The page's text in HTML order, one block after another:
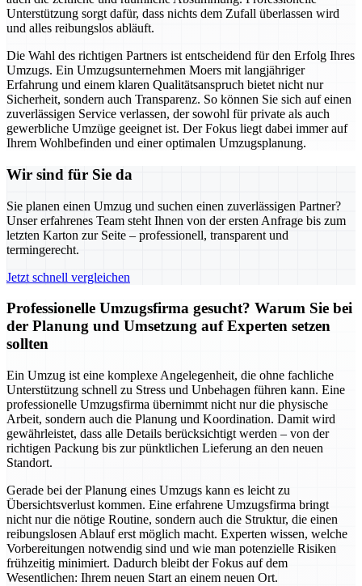
Unterstützung sorgt dafür, dass nichts dem Zufall überlassen wird
und alles reibungslos abläuft.
Die Wahl des richtigen Partners ist entscheidend für den Erfolg Ihres
Umzugs. Ein Umzugsunternehmen Moers mit langjähriger
Erfahrung und einem klaren Qualitätsanspruch bietet nicht nur
Sicherheit, sondern auch Transparenz. So können Sie sich auf einen
zuverlässigen Service verlassen, der sowohl für private als auch
gewerbliche Umzüge geeignet ist. Der Fokus liegt dabei immer auf
Ihrem Wohlbefinden und einer optimalen Umzugsplanung.
Wir sind für Sie da
Sie planen einen Umzug und suchen einen zuverlässigen Partner?
Unser erfahrenes Team steht Ihnen von der ersten Anfrage bis zum
letzten Karton zur Seite – professionell, transparent und
termingerecht.
Jetzt schnell vergleichen
Professionelle Umzugsfirma gesucht? Warum Sie bei
der Planung und Umsetzung auf Experten setzen
sollten
Ein Umzug ist eine komplexe Angelegenheit, die ohne fachliche
Unterstützung schnell zu Stress und Unbehagen führen kann. Eine
professionelle Umzugsfirma übernimmt nicht nur die physische
Arbeit, sondern auch die Planung und Koordination. Damit wird
gewährleistet, dass alle Details berücksichtigt werden – von der
richtigen Packung bis zur pünktlichen Lieferung an den neuen
Standort.
Gerade bei der Planung eines Umzugs kann es leicht zu
Übersichtsverlust kommen. Eine erfahrene Umzugsfirma bringt
nicht nur die nötige Routine, sondern auch die Struktur, die einen
reibungslosen Ablauf erst möglich macht. Experten wissen, welche
Vorbereitungen notwendig sind und wie man potenzielle Risiken
frühzeitig minimiert. Dadurch bleibt der Fokus auf dem
Wesentlichen: Ihrem neuen Start an einem neuen Ort.